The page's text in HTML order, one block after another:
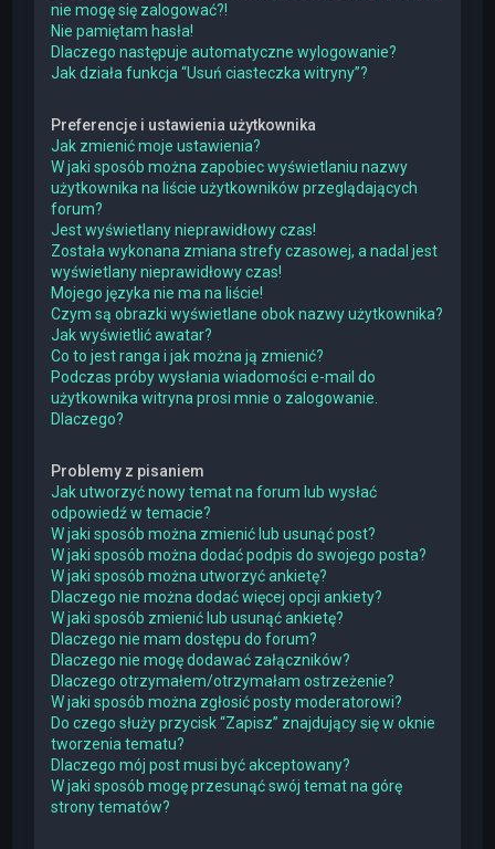
nie mogę się zalogować?!
Nie pamiętam hasła!
Dlaczego następuje automatyczne wylogowanie?
Jak działa funkcja “Usuń ciasteczka witryny”?
Preferencje i ustawienia użytkownika
Jak zmienić moje ustawienia?
W jaki sposób można zapobiec wyświetlaniu nazwy
użytkownika na liście użytkowników przeglądających
forum?
Jest wyświetlany nieprawidłowy czas!
Została wykonana zmiana strefy czasowej, a nadal jest
wyświetlany nieprawidłowy czas!
Mojego języka nie ma na liście!
Czym są obrazki wyświetlane obok nazwy użytkownika?
Jak wyświetlić awatar?
Co to jest ranga i jak można ją zmienić?
Podczas próby wysłania wiadomości e-mail do
użytkownika witryna prosi mnie o zalogowanie.
Dlaczego?
Problemy z pisaniem
Jak utworzyć nowy temat na forum lub wysłać
odpowiedź w temacie?
W jaki sposób można zmienić lub usunąć post?
W jaki sposób można dodać podpis do swojego posta?
W jaki sposób można utworzyć ankietę?
Dlaczego nie można dodać więcej opcji ankiety?
W jaki sposób zmienić lub usunąć ankietę?
Dlaczego nie mam dostępu do forum?
Dlaczego nie mogę dodawać załączników?
Dlaczego otrzymałem/otrzymałam ostrzeżenie?
W jaki sposób można zgłosić posty moderatorowi?
Do czego służy przycisk “Zapisz” znajdujący się w oknie
tworzenia tematu?
Dlaczego mój post musi być akceptowany?
W jaki sposób mogę przesunąć swój temat na górę
strony tematów?